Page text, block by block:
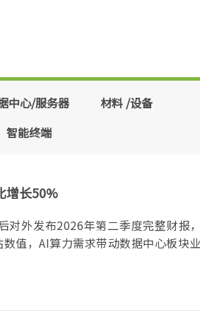
中心/服务器
材料 /设备
智能终端
增长50%
对外发布2026年第二季度完整财报
值，AI算力需求带动数据中心板块